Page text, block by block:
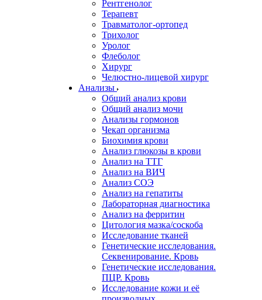
Рентгенолог
Терапевт
Травматолог-ортопед
Трихолог
Уролог
Флеболог
Хирург
Челюстно-лицевой хирург
Анализы
Общий анализ крови
Общий анализ мочи
Анализы гормонов
Чекап организма
Биохимия крови
Анализ глюкозы в крови
Анализ на ТТГ
Анализ на ВИЧ
Анализ СОЭ
Анализ на гепатиты
Лабораторная диагностика
Анализ на ферритин
Цитология мазка/соскоба
Исследование тканей
Генетические исследования.
Секвенирование. Кровь
Генетические исследования.
ПЦР. Кровь
Исследование кожи и её